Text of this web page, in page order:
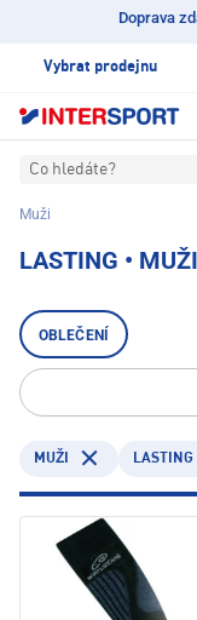
Doprava
Vybrat prodejnu
Co hledáte?
Muži
LASTING • MUŽI
OBLEČENÍ
MUŽI LASTING